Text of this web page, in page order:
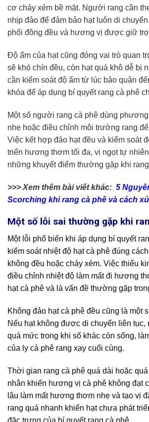
cơ cháy xém bề mặt. Người rang cần
nhịp đảo để đảm bảo hạt luôn di
phối đồng đều và hương vị được giữ
Độ ẩm của hạt cũng đóng vai trò quan
sẽ khó chín đều, còn hạt quá khô dễ bị
cần kiểm soát độ ẩm từ lúc bảo quản
khóa để áp dụng bí quyết rang cà phê
Một số người rang cà phê dùng
nhẹ hoặc điều chỉnh môi trường rang
Việc kết hợp đảo hạt đều và kiểm soát
triển hương thơm tối đa, vị ngọt tự
những khuyết điểm thường gặp khi
>>> Xem thêm bài viết khác: 5
Scorching khi rang cà phê và cách
Một số lỗi sai thường gặp khi
Một lỗi phổ biến khi áp dụng bí quyết
kiểm soát nhiệt độ hạt cà phê đúng
không đều hoặc cháy xém. Việc thiếu
điều chỉnh nhiệt độ làm mất đi hương
hạt cà phê và là vấn đề thường gặp
Không đảo hạt cà phê đều cũng là một
Nếu hạt không được di chuyển liên tục,
quá mức trong khi số khác còn sống,
của ly cà phê rang xay cuối cùng.
Thời gian rang cà phê quá dài hoặc
nhân khiến hương vị cà phê không đạt
lâu làm mất hương thơm nhẹ và tạo vị
rang quá nhanh khiến hạt chưa phát
đặc trưng của bí quyết rang cà phê.